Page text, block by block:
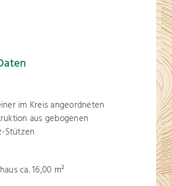
im Kreis angeordneten
aus gebogenen
Stützen
ca. 16,00 m2